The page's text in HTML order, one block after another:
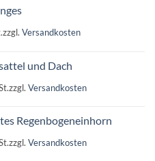
zzgl. Versandkosten
und Dach
zzgl. Versandkosten
Regenbogeneinhorn
zzgl. Versandkosten